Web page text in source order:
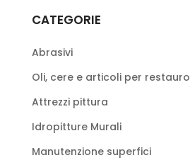
CATEGORIE
Abrasivi
Oli, cere e articoli per restauro
Attrezzi pittura
Idropitture Murali
Manutenzione superfici